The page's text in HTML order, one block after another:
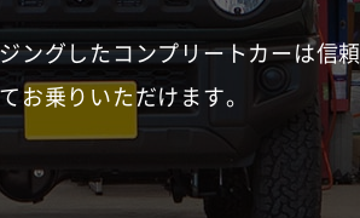
ングしたコンプリートカーは信
お乗りいただけます。